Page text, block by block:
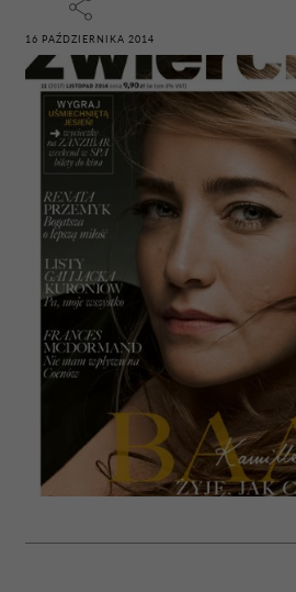
16 PAŹDZIERNIKA 2014